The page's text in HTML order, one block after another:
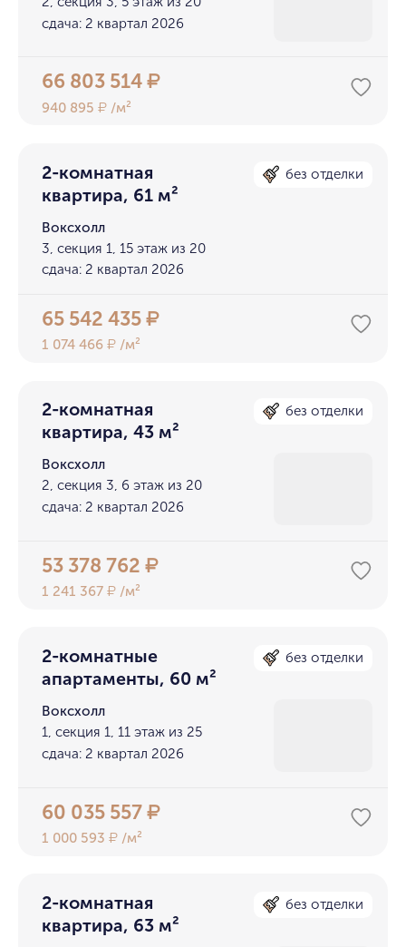
сдача: 2 квартал 2026
66 803 514₽
940 895₽ /м²
2-комнатная
квартира, 61 м²
без отделки
Воксхолл
3, секция 1, 15 этаж из 20
сдача: 2 квартал 2026
65 542 435₽
1 074 466₽ /м²
2-комнатная
квартира, 43 м²
без отделки
Воксхолл
2, секция 3, 6 этаж из 20
сдача: 2 квартал 2026
53 378 762₽
1 241 367₽ /м²
2-комнатные
апартаменты, 60 м²
без отделки
Воксхолл
1, секция 1, 11 этаж из 25
сдача: 2 квартал 2026
60 035 557₽
1 000 593₽ /м²
2-комнатная
квартира, 63 м²
без отделки